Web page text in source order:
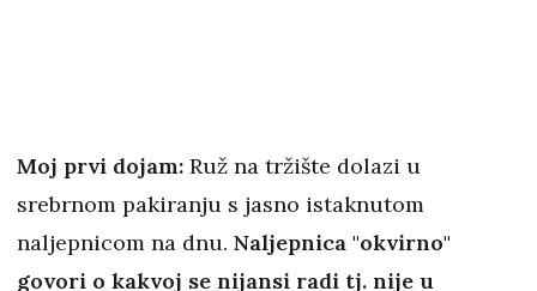
Moj prvi dojam: Ruž na tržište dolazi u
srebrnom pakiranju s jasno istaknutom
naljepnicom na dnu. Naljepnica "okvirno"
govori o kakvoj se nijansi radi tj. nije u